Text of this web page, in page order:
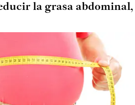
la grasa abdominal,